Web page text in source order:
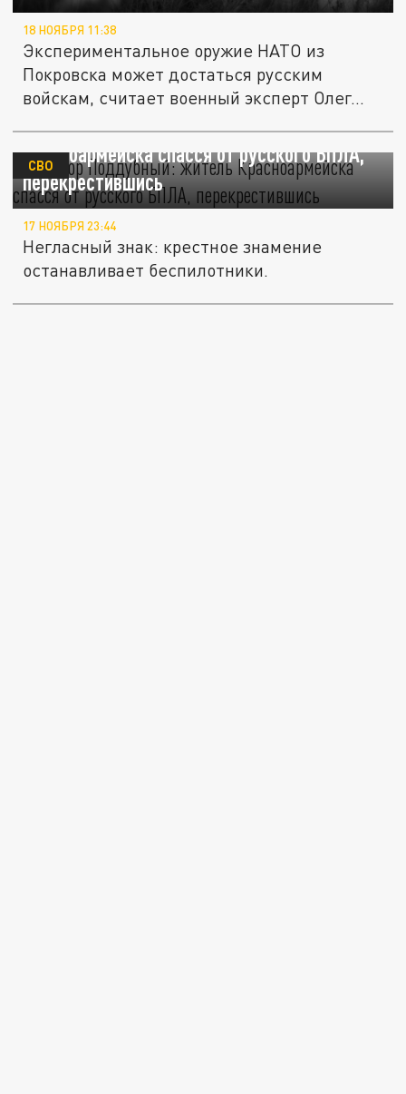
18 НОЯБРЯ 11:38
Экспериментальное оружие НАТО из
Покровска может достаться русским
войскам, считает военный эксперт Олег...
Военкор Поддубный: житель
Красноармейска спасся от русского БПЛА,
перекрестившись
СВО
17 НОЯБРЯ 23:44
Негласный знак: крестное знамение
останавливает беспилотники.